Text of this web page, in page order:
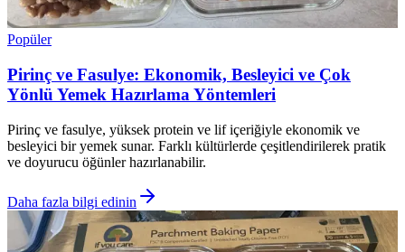
Popüler
Pirinç ve Fasulye: Ekonomik, Besleyici ve Çok
Yönlü Yemek Hazırlama Yöntemleri
Pirinç ve fasulye, yüksek protein ve lif içeriğiyle ekonomik ve
besleyici bir yemek sunar. Farklı kültürlerde çeşitlendirilerek pratik
ve doyurucu öğünler hazırlanabilir.
Daha fazla bilgi edinin